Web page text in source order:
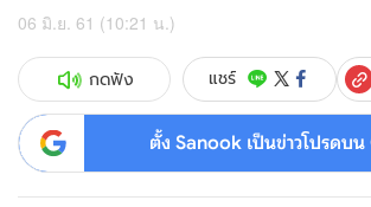
06 มิ.ย. 61 (10:21 น.)
กดฟัง แชร์
ตั้ง Sanook เป็นข่าวโปรดบ